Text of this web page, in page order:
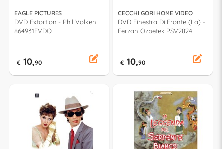
EAGLE PICTURES
DVD Extortion - Phil Volken
864931EVDO
€ 10,90
CECCHI GORI HOME VIDEO
DVD Finestra Di Fronte (La) -
Ferzan Ozpetek PSV2824
€ 10,90